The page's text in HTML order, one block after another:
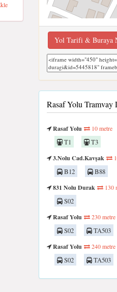
Yol Tarifi & Buraya
Rasaf Yolu Tramvay
Rasaf Yolu 10 metre
T1
T3
3.Nolu Cad.Kavşak
B12
B88
831 Nolu Durak
130
S02
Rasaf Yolu
230 metre
S02
TA503
Rasaf Yolu
240 metre
S02 TA503